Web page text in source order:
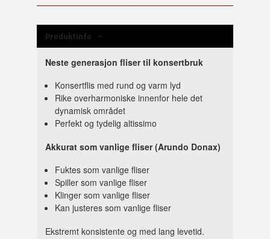
Produktinfo
Neste generasjon fliser til konsertbruk
Konsertflis med rund og varm lyd
Rike overharmoniske innenfor hele det
dynamisk området
Perfekt og tydelig altissimo
Akkurat som vanlige fliser (Arundo Donax)
Fuktes som vanlige fliser
Spiller som vanlige fliser
Klinger som vanlige fliser
Kan justeres som vanlige fliser
Ekstremt konsistente og med lang levetid.